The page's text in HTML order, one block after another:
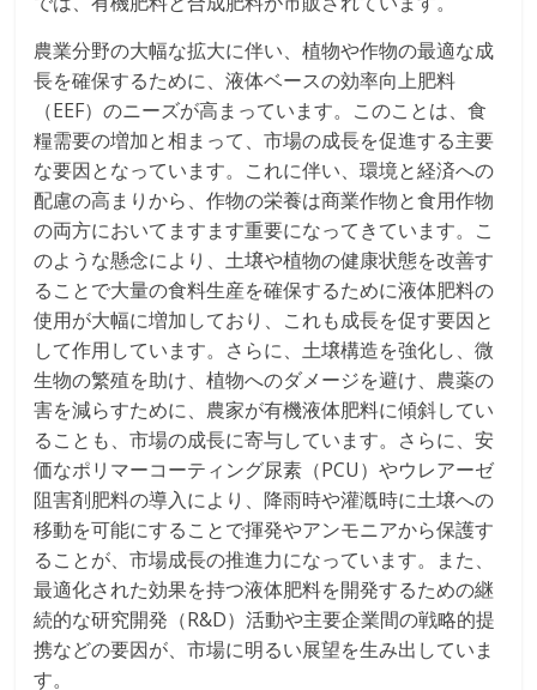
農業分野の大幅な拡大に伴い、植物や作物の最適な成
長を確保するために、液体ベースの効率向上肥料
（EEF）のニーズが高まっています。このことは、食
糧需要の増加と相まって、市場の成長を促進する主要
な要因となっています。これに伴い、環境と経済への
配慮の高まりから、作物の栄養は商業作物と食用作物
の両方においてますます重要になってきています。こ
のような懸念により、土壌や植物の健康状態を改善す
ることで大量の食料生産を確保するために液体肥料の
使用が大幅に増加しており、これも成長を促す要因と
して作用しています。さらに、土壌構造を強化し、微
生物の繁殖を助け、植物へのダメージを避け、農薬の
害を減らすために、農家が有機液体肥料に傾斜してい
ることも、市場の成長に寄与しています。さらに、安
価なポリマーコーティング尿素（PCU）やウレアーゼ
阻害剤肥料の導入により、降雨時や灌漑時に土壌への
移動を可能にすることで揮発やアンモニアから保護す
ることが、市場成長の推進力になっています。また、
最適化された効果を持つ液体肥料を開発するための継
続的な研究開発（R&D）活動や主要企業間の戦略的提
携などの要因が、市場に明るい展望を生み出していま
す。